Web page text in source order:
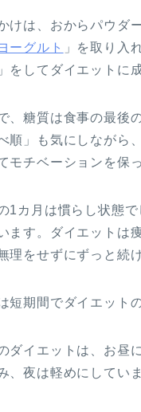
けは、おからパウダ
ーグルト
」を取り入
をしてダイエットに
、糖質は食事の最後
べ順」も気にしながら
モチベーションを保
1カ月は慣らし状態
ます。ダイエットは
理をせずにずっと続
短期間でダイエット
ダイエットは、お昼
、夜は軽めにしてい